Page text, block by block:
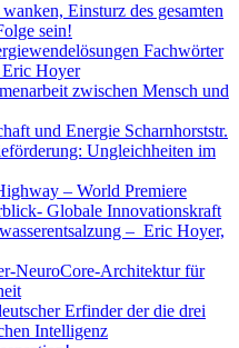
Einsturz des gesamten
sein!
Fachwörter
Hoyer
zwischen Mensch und
und Energie Scharnhorststr.
Ungleichheiten im
– World Premiere
Globale Innovationskraft
– Eric Hoyer,
NeuroCore-Architektur für
Erfinder der die drei
Intelligenz